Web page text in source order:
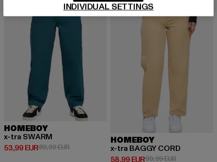
HOMEBOY
x-tra SWARM
53,99 EUR
Derzeitiger Preis: 53,99 EUR
89,99 EURAktionspreis: 89,99 EUR
HOMEBOY
x-tra BAGGY CORD
58,99 EUR
Derzeitiger Preis: 58,99 EUR
99,99 EURAktionspreis:
INDIVIDUAL SETTINGS